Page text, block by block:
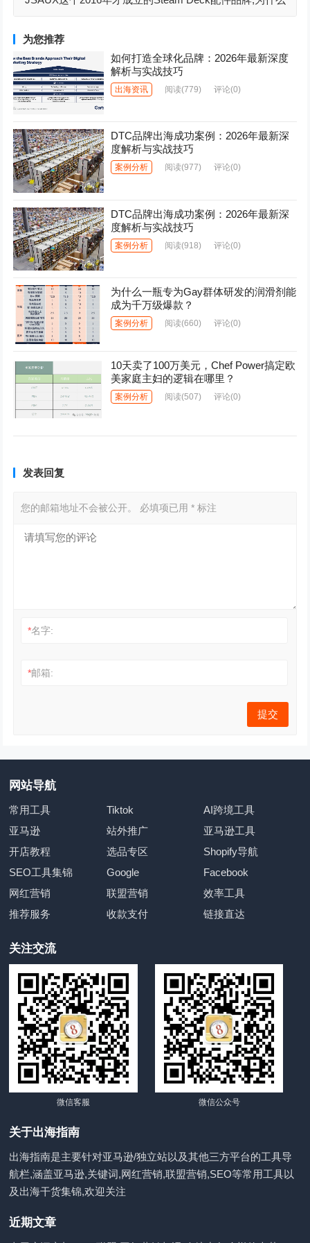
为您推荐
如何打造全球化品牌：2026年最新深度
解析与实战技巧
出海资讯 阅读(779) 评论(0)
DTC品牌出海成功案例：2026年最新深
度解析与实战技巧
案例分析 阅读(977) 评论(0)
DTC品牌出海成功案例：2026年最新深
度解析与实战技巧
案例分析 阅读(918) 评论(0)
为什么一瓶专为Gay群体研发的润滑剂能
成为千万级爆款？
案例分析 阅读(660) 评论(0)
10天卖了100万美元，Chef Power搞定欧
美家庭主妇的逻辑在哪里？
案例分析 阅读(507) 评论(0)
发表回复
您的邮箱地址不会被公开。 必填项已用* 标注
*名字:
*邮箱:
网站导航
常用工具 Tiktok
AI跨境工具
亚马逊
站外推广
亚马逊工具
开店教程
选品专区
Shopify导航
SEO工具集锦
Google
Facebook
网红营销
联盟营销
效率工具
推荐服务
收款支付 链接直达
关注交流
微信客服 微信公众号
关于出海指南
出海指南是主要针对亚马逊/独立站以及其他三方平台的工具导
航栏,涵盖亚马逊,关键词,网红营销,联盟营销,SEO等常用工具以
及出海干货集锦,欢迎关注
近期文章